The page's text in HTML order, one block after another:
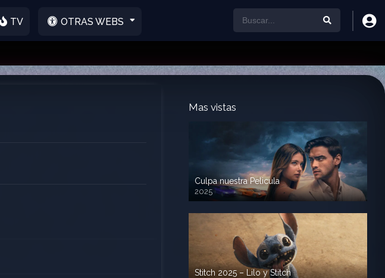
TV OTRAS WEBS
Mas vistas
Culpa nuestra Pelicula
2025
720p HD
Stitch 2025 – Lilo y Stitch